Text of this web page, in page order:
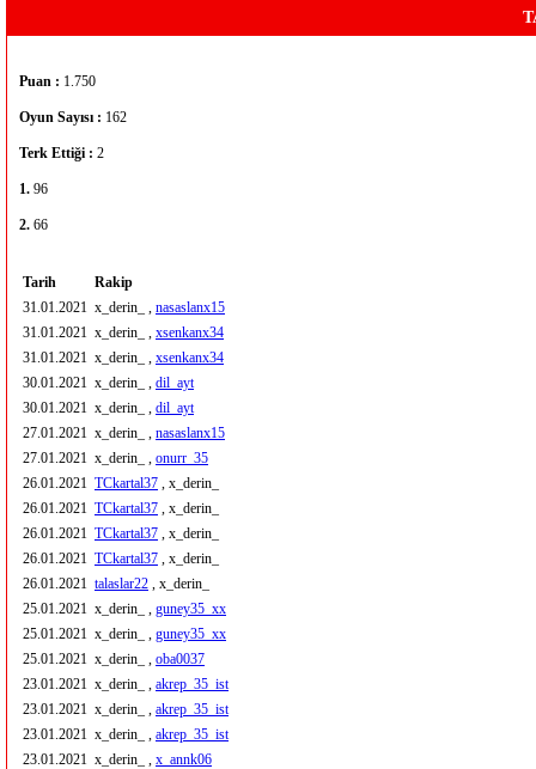
Puan : 1.750
Oyun Sayısı : 162
Terk Ettiği : 2
1. 96
2. 66
Tarih
Rakip
31.01.2021 x_derin_ , nasaslanx15
31.01.2021 x_derin_ , xsenkanx34
31.01.2021 x_derin_ , xsenkanx34
30.01.2021 x_derin_ , dil_ayt
30.01.2021 x_derin_ , dil_ayt
27.01.2021 x_derin_ , nasaslanx15
27.01.2021 x_derin_ , onurr_35
26.01.2021 TCkartal37 , x_derin_
26.01.2021 TCkartal37 , x_derin_
26.01.2021 TCkartal37 , x_derin_
26.01.2021 TCkartal37 , x_derin_
26.01.2021 talaslar22 , x_derin_
25.01.2021 x_derin_ , guney35_xx
25.01.2021 x_derin_ , guney35_xx
25.01.2021 x_derin_ , oba0037
23.01.2021 x_derin_ , akrep_35_ist
23.01.2021 x_derin_ , akrep_35_ist
23.01.2021 x_derin_ , akrep_35_ist
23.01.2021 x_derin_ , x_annk06